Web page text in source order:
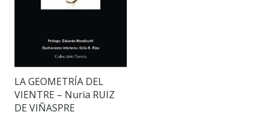
LA GEOMETRÍA DEL
VIENTRE – Nuria RUIZ
DE VIÑASPRE